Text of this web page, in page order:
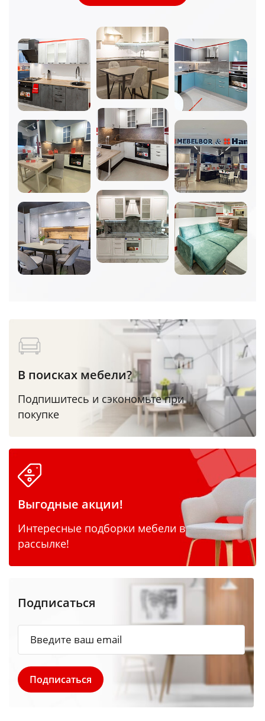
В поисках мебели?
Подпишитесь и сэкономьте при
покупке
Выгодные акции!
Интересные подборки мебели в
рассылке!
Подписаться